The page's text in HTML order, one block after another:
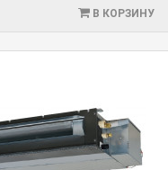
В КОРЗИНУ